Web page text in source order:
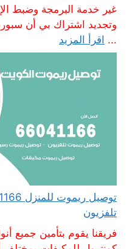
غير خدمة البرمجة وضبط
وتجديد اشتراك بي أن
... اقرأ المزيد
تلفزيون
فريقنا يقوم بتأمين جميع